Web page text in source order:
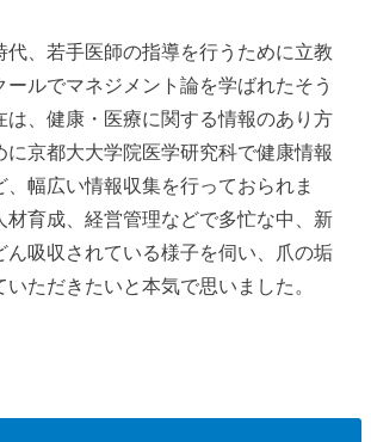
代、若手医師の指導を行うために立教
ールでマネジメント論を学ばれたそう
は、健康・医療に関する情報のあり方
に京都大大学院医学研究科で健康情報
、幅広い情報収集を行っておられま
材育成、経営管理などで多忙な中、新
ん吸収されている様子を伺い、爪の垢
ただきたいと本気で思いました。